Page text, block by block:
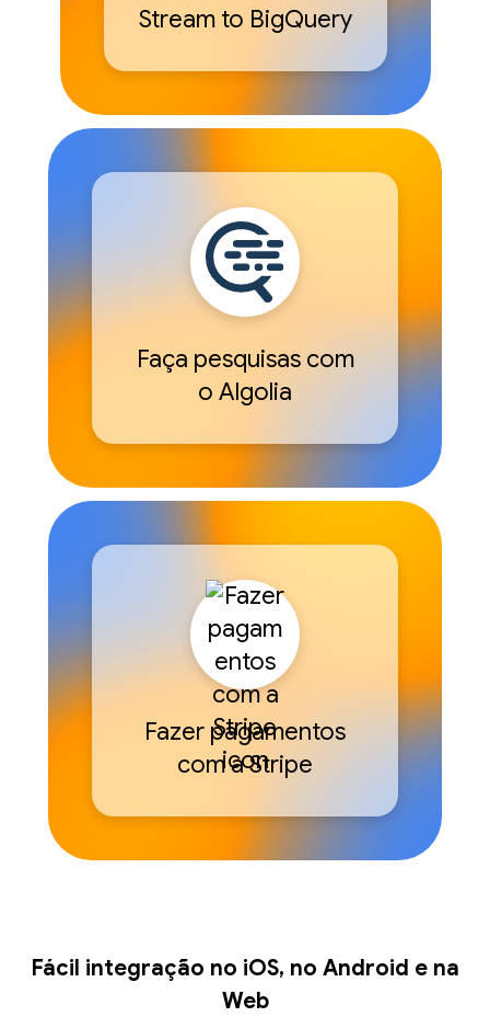
Stream to BigQuery
Faça pesquisas com
o Algolia
Fazer pagamentos
com a Stripe
Fácil integração no iOS, no Android e na
Web